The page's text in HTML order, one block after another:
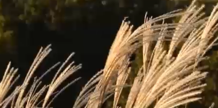
Instagram
FacebookYouTube